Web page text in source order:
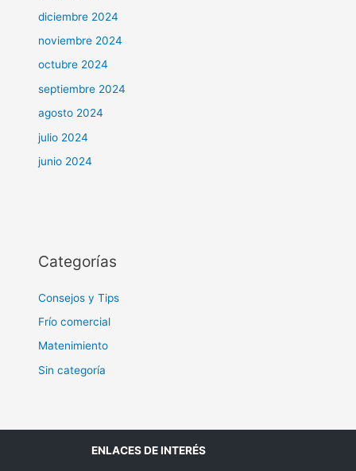
diciembre 2024
noviembre 2024
octubre 2024
septiembre 2024
agosto 2024
julio 2024
junio 2024
Categorías
Consejos y Tips
Frío comercial
Matenimiento
Sin categoría
ENLACES DE INTERÉS